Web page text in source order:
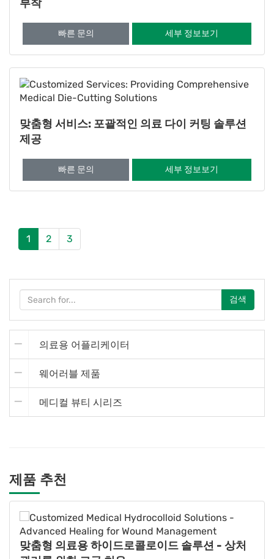
부착
빠른 문의 세부 정보보기
맞춤형 서비스: 포괄적인 의료 다이 커팅 솔루션
제공
빠른 문의 세부 정보보기
1 2 3
검색
의료용 어플리케이터
웨어러블 제품
메디컬 뷰티 시리즈
제품 추천
맞춤형 의료용 하이드로콜로이드 솔루션 - 상처